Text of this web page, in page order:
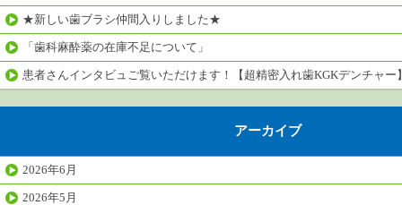
★新しい歯ブラシ仲間入りしました★
「歯科麻酔薬の在庫不足について」
患者さんインタビュご覧いただけます！【超精密入れ歯KGKデンチャー
アーカイブ
2026年6月
2026年5月